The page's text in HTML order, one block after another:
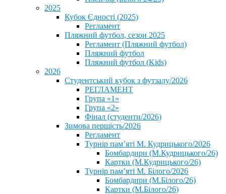
2025
Кубок Єдності (2025)
Регламент
Пляжний футбол, сезон 2025
Регламент (Пляжний футбол)
Пляжний футбол
Пляжний футбол (Kids)
2026
Студентський кубок з футзалу/2026
РЕГЛАМЕНТ
Група «1»
Група «2»
Фінал (студенти/2026)
⁨Зимова першість/2026⁩
Регламент
Турнір пам’яті М. Кудрицького/2026
Бомбардири (М.Кудрицького/26)
Картки (М.Кудрицького/26)
Турнір пам’яті М. Білого/2026
Бомбардири (М.Білого/26)
Картки (М.Білого/26)